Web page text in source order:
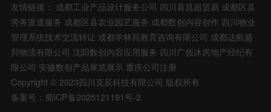
友情链接： 成都工业产品设计服务公司 四川喜昌超贸易 成都区县
劳务派遣服务 成都区县农业园艺服务 成都数创内容创作 四川物业
管理系统技术交流转让 成都学林苑教育咨询有限公司 成都达航盛
邦物流有限公司 沈阳数创内容应用服务 四川广佰沐房地产经纪有
限公司 安徽数创产品展览展示 重庆公司注册
Copyright © 2023四川克辰科技有限公司 版权所有
备案号：蜀ICP备2025121191号-2